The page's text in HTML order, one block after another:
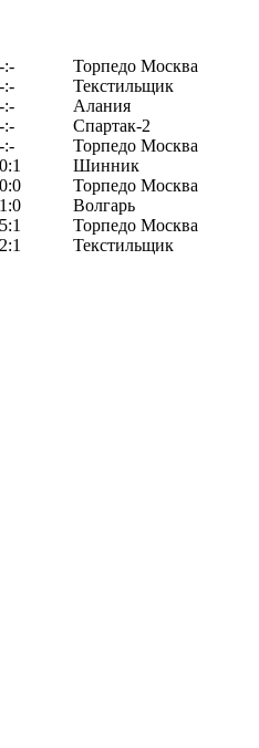
-:-
Торпедо Москва
-:-
Текстильщик
-:-
Алания
-:-
Спартак-2
-:-
Торпедо Москва
0:1
Шинник
0:0
Торпедо Москва
1:0
Волгарь
5:1
Торпедо Москва
2:1
Текстильщик